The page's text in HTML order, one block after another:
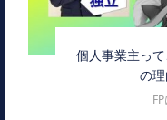
個人事業主っ
の